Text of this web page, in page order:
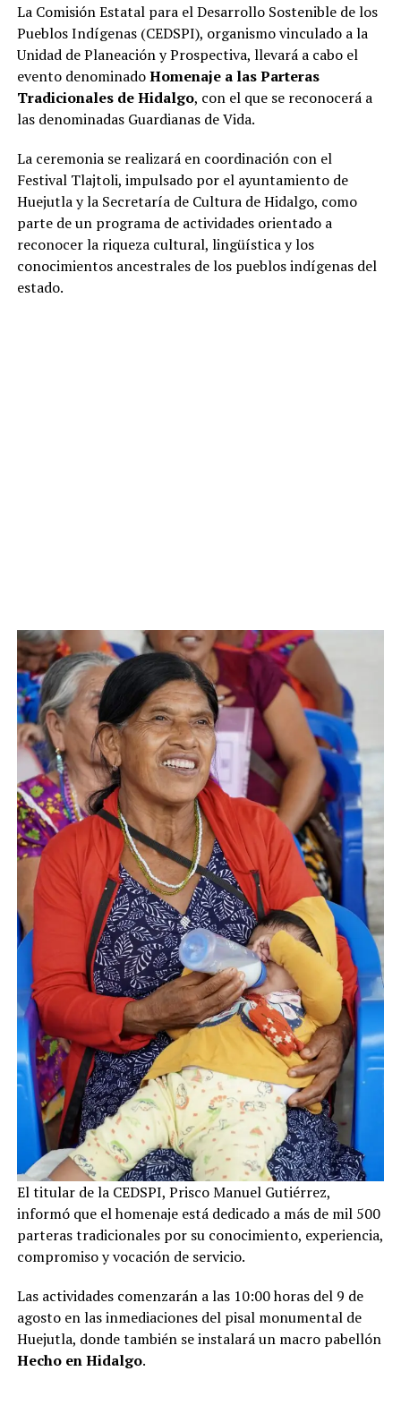
La Comisión Estatal para el Desarrollo Sostenible de los
Pueblos Indígenas (CEDSPI), organismo vinculado a la
Unidad de Planeación y Prospectiva, llevará a cabo el
evento denominadoHomenaje a las Parteras
Tradicionales de Hidalgo, con el que se reconocerá a
las denominadas Guardianas de Vida.
La ceremonia se realizará en coordinación con el
Festival Tlajtoli, impulsado por el ayuntamiento de
Huejutla y la Secretaría de Cultura de Hidalgo, como
parte de un programa de actividades orientado a
reconocer la riqueza cultural, lingüística y los
conocimientos ancestrales de los pueblos indígenas del
estado.
El titular de la CEDSPI, Prisco Manuel Gutiérrez,
informó que el homenaje está dedicado a más de mil 500
parteras tradicionales por su conocimiento, experiencia,
compromiso y vocación de servicio.
Las actividades comenzarán a las 10:00 horas del 9 de
agosto en las inmediaciones del pisal monumental de
Huejutla, donde también se instalará un macro pabellón
Hecho en Hidalgo.